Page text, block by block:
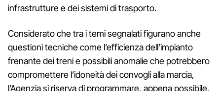
infrastrutture e dei sistemi di trasporto.
Considerato che tra i temi segnalati figurano anche
questioni tecniche come l’efficienza dell’impianto
frenante dei treni e possibili anomalie che potrebbero
compromettere l’idoneità dei convogli alla marcia,
l’Agenzia si riserva di programmare, appena possibile,